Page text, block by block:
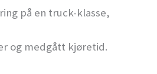
på en truck-klasse,
og medgått kjøretid.